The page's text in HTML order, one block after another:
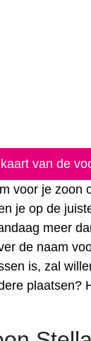
van de
voor je zoon
je op de
meer
de naam
is, zal
plaatsen?